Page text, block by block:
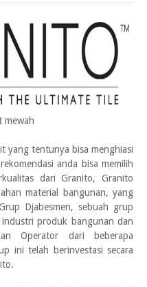
mewah
yang tentunya bisa menghiasi
anda bisa memilih
dari Granito, Granito
material bangunan, yang
Djabesmen, sebuah grup
produk bangunan dan
Operator dari beberapa
ini telah berinvestasi secara